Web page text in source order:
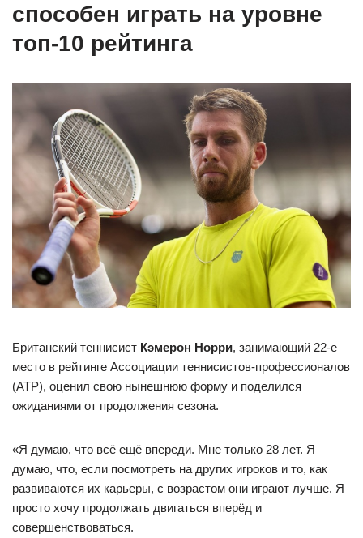
способен играть на уровне
топ-10 рейтинга
Британский теннисист Кэмерон Норри, занимающий 22-е
место в рейтинге Ассоциации теннисистов-профессионалов
(ATP), оценил свою нынешнюю форму и поделился
ожиданиями от продолжения сезона.
«Я думаю, что всё ещё впереди. Мне только 28 лет. Я
думаю, что, если посмотреть на других игроков и то, как
развиваются их карьеры, с возрастом они играют лучше. Я
просто хочу продолжать двигаться вперёд и
совершенствоваться.